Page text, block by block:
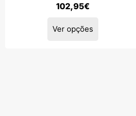
102,95€
Ver opções